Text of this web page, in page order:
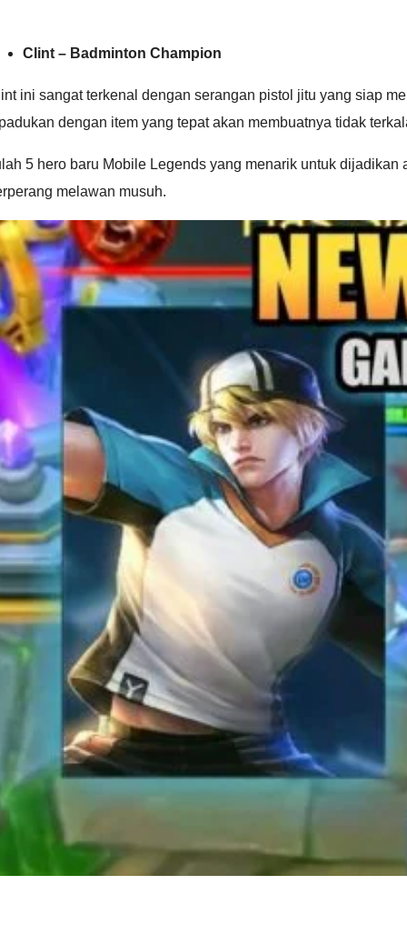
Clint – Badminton Champion
ini sangat terkenal dengan serangan pistol jitu yang siap
dengan item yang tepat akan membuatnya tidak
5 hero baru Mobile Legends yang menarik untuk
melawan musuh.